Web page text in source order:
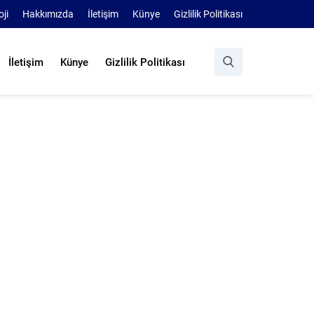
Hakkımızda İletişim Künye Gizlilik Politikası
İletişim Künye Gizlilik Politikası